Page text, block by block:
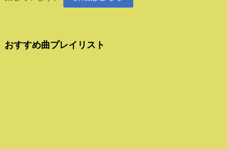
おすすめ曲プレイリスト